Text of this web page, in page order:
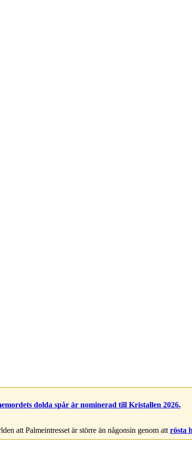
dolda spår är nominerad till Kristallen 2026.
att Palmeintresset är större än någonsin genom att rösta